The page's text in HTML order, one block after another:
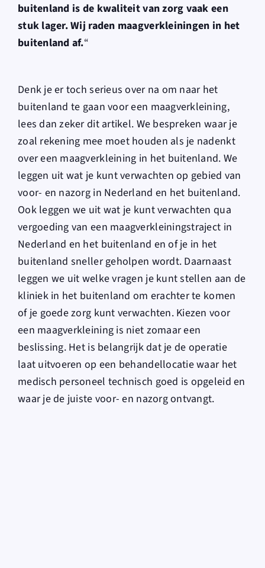
buitenland is de kwaliteit van zorg vaak een
stuk lager. Wij raden maagverkleiningen in het
buitenland af.“
Denk je er toch serieus over na om naar het
buitenland te gaan voor een maagverkleining,
lees dan zeker dit artikel. We bespreken waar je
zoal rekening mee moet houden als je nadenkt
over een maagverkleining in het buitenland. We
leggen uit wat je kunt verwachten op gebied van
voor- en nazorg in Nederland en het buitenland.
Ook leggen we uit wat je kunt verwachten qua
vergoeding van een maagverkleiningstraject in
Nederland en het buitenland en of je in het
buitenland sneller geholpen wordt. Daarnaast
leggen we uit welke vragen je kunt stellen aan de
kliniek in het buitenland om erachter te komen
of je goede zorg kunt verwachten. Kiezen voor
een maagverkleining is niet zomaar een
beslissing. Het is belangrijk dat je de operatie
laat uitvoeren op een behandellocatie waar het
medisch personeel technisch goed is opgeleid en
waar je de juiste voor- en nazorg ontvangt.